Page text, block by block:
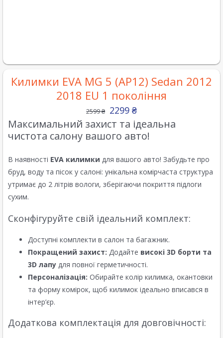
Килимки EVA MG 5 (AP12) Sedan 2012
2018 EU 1 покоління
2599₴ 2299 ₴
Максимальний захист та ідеальна
чистота салону вашого авто!
В наявності EVA килимки для вашого авто! Забудьте про
бруд, воду та пісок у салоні: унікальна комірчаста структура
утримає до 2 літрів вологи, зберігаючи покриття підлоги
сухим.
Сконфігуруйте свій ідеальний комплект:
Доступні комплекти в салон та багажник.
Покращений захист: Додайте високі 3D борти та
3D лапу для повної герметичності.
Персоналізація: Обирайте колір килимка, окантовки
та форму комірок, щоб килимок ідеально вписався в
інтер’єр.
Додаткова комплектація для довговічності: